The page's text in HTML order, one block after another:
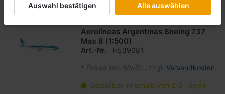
Aerolíneas Argentinas Boeing 737
Max 8 (1:500)
Art.-Nr. H539081
* Preise inkl. MwSt., zzgl. Versandkosten
Bestellbar innerhalb von 2-3 Tagen
Auswahl bestätigen Alle auswählen